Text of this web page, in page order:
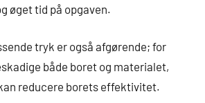
øget tid på opgaven.
tryk er også afgørende; for
både boret og materialet,
reducere borets effektivitet.